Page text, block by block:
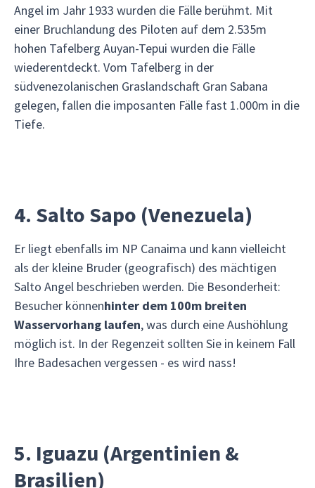
Angel im Jahr 1933 wurden die Fälle berühmt. Mit
einer Bruchlandung des Piloten auf dem 2.535m
hohen Tafelberg Auyan-Tepui wurden die Fälle
wiederentdeckt. Vom Tafelberg in der
südvenezolanischen Graslandschaft Gran Sabana
gelegen, fallen die imposanten Fälle fast 1.000m in die
Tiefe.
4. Salto Sapo (Venezuela)
Er liegt ebenfalls im NP Canaima und kann vielleicht
als der kleine Bruder (geografisch) des mächtigen
Salto Angel beschrieben werden. Die Besonderheit:
Besucher könnenhinter dem 100m breiten
Wasservorhang laufen, was durch eine Aushöhlung
möglich ist. In der Regenzeit sollten Sie in keinem Fall
Ihre Badesachen vergessen - es wird nass!
5. Iguazu (Argentinien &
Brasilien)